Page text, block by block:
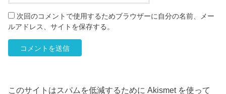
次回のコメントで使用するためブラウザーに自分の名前、メー
ルアドレス、サイトを保存する。
このサイトはスパムを低減するために Akismet を使って